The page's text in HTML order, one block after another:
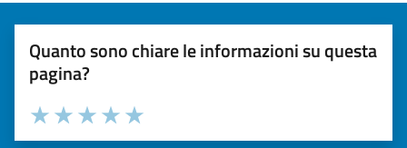
Quanto sono chiare le informazioni su questa
pagina?
Valuta la chiarezza delle informazioni (da 1 a 5 stelle)
Seleziona il numero di stelle per valutare la chiarezza delle
Valuta 5 stelle su 5
Valuta 4 stelle su 5
Valuta 3 stelle su 5
Valuta 2 stelle su 5
Valuta 1 stelle su 5